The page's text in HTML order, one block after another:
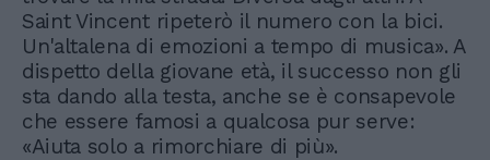
Saint Vincent ripeterò il numero con la bici.
Un'altalena di emozioni a tempo di musica». A
dispetto della giovane età, il successo non gli
sta dando alla testa, anche se è consapevole
che essere famosi a qualcosa pur serve:
«Aiuta solo a rimorchiare di più».